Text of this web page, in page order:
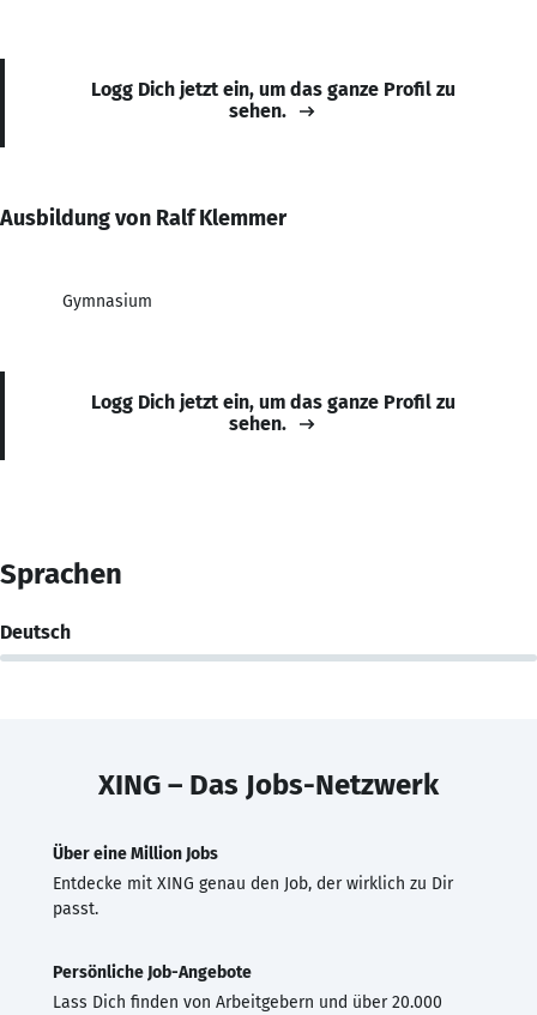
Logg Dich jetzt ein, um das ganze Profil zu
sehen.
Ausbildung von Ralf Klemmer
Gymnasium
Logg Dich jetzt ein, um das ganze Profil zu
sehen.
Sprachen
Deutsch
XING – Das Jobs-Netzwerk
Über eine Million Jobs
Entdecke mit XING genau den Job, der wirklich zu Dir
passt.
Persönliche Job-Angebote
Lass Dich finden von Arbeitgebern und über 20.000